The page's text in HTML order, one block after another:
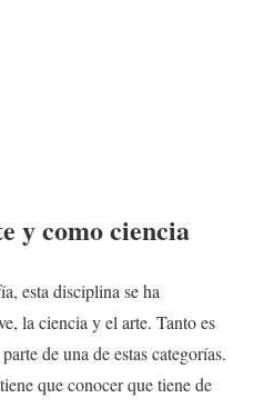
y como ciencia
esta disciplina se ha
la ciencia y el arte. Tanto es
de una de estas categorías.
que conocer que tiene de